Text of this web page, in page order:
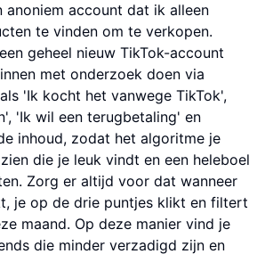
anoniem account dat ik alleen
te vinden om te verkopen.
geheel nieuw TikTok-account
met onderzoek doen via
'Ik kocht het vanwege TikTok',
'Ik wil een terugbetaling' en
inhoud, zodat het algoritme je
die je leuk vindt en een heleboel
Zorg er altijd voor dat wanneer
je op de drie puntjes klikt en filtert
maand. Op deze manier vind je
die minder verzadigd zijn en